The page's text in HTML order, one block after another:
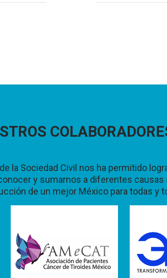
la Sociedad Civil nos ha permitido
y sumarnos a diferentes
de un mejor México para todas y